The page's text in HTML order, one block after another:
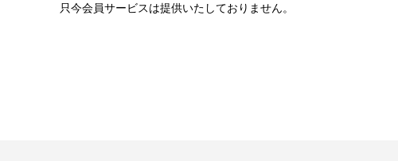
只今会員サービスは提供いたしておりません。